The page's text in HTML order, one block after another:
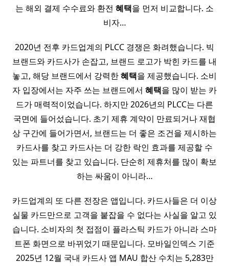
는 해외 결제 수수료와 환전 혜택을 먼저 비교합니다. 소
비자…
2020년 전후 카드업계의 PLCC 경쟁은 화려했습니다. 빅
브랜드와 카드사가 손잡고, 브랜드 로고가 박힌 카드를 내
놓고, 해당 브랜드에서 강력한혜택을 제공했습니다. 소비
자 입장에서는 자주 쓰는 브랜드에서 혜택을 많이 받는 카
드가 매력적이었습니다. 하지만 2026년의 PLCC는 다른
국면에 들어섰습니다. 초기 제휴 계약이 만료되거나 재협
상 구간에 들어가면서, 브랜드는 더 좋은 조건을 제시하는
카드사를 찾고 카드사는 더 강한 락인 효과를 제공할 수
있는 파트너를 찾고 있습니다. 단순히 제휴처를 많이 확보
하는 싸움이 아니라…
카드업계의 또 다른 전장은 앱입니다. 카드사들은 더 이상
실물 카드만으로 고객을 붙잡을 수 없다는 사실을 알고 있
습니다. 소비자의 첫 접점이 플라스틱 카드가 아니라 스마
트폰 화면으로 바뀌었기 때문입니다. 모바일인덱스 기준
2025년 12월 국내 카드사 앱 MAU 합산 수치는 5,283만